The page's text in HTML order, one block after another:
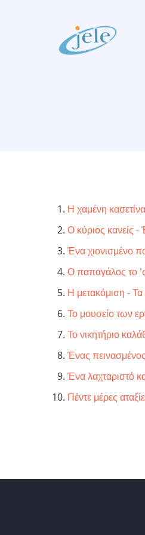
Η χαμένη
Ο κύριος κανείς -
Ένα χιονισμένο
Ο παπαγάλος το
Η μετακόμιση -
Το μουσείο των
Το νικητήριο
Ένας
Ένα λαχταριστό
Πέντε μέρες